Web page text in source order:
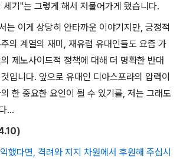
기 "는 그렇게 해서 저물어가게 됐습니다.
는 이게 상당히 안타까운 이야기지만, 긍정적
의 계열의 재미 , 재유럽 유대인들도 요즘 가
제노사이드적 정책에 대해 더 명확한 반대
입니다. 앞으로 유대인 디아스포라의 압력이
한 중요한 요인이 될 수 있기를, 저는 그래도
...
했다면, 격려와 지지 차원에서 후원해 주십시